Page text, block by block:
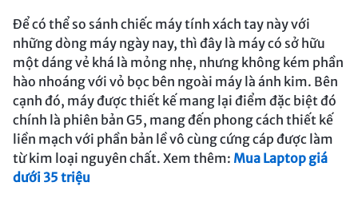
Để có thể so sánh chiếc máy tính xách tay này với
những dòng máy ngày nay, thì đây là máy có sở hữu
một dáng vẻ khá là mỏng nhẹ, nhưng không kém phần
hào nhoáng với vỏ bọc bên ngoài máy là ánh kim. Bên
cạnh đó, máy được thiết kế mang lại điểm đặc biệt đó
chính là phiên bản G5, mang đến phong cách thiết kế
liền mạch với phần bản lề vô cùng cứng cáp được làm
từ kim loại nguyên chất. Xem thêm: Mua Laptop giá
dưới 35 triệu